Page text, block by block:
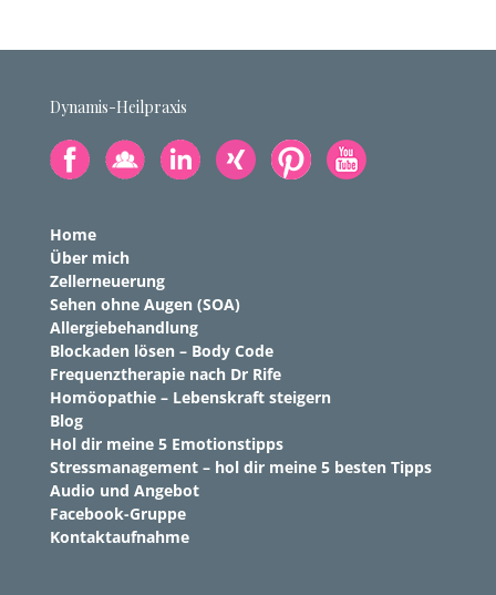
Dynamis-Heilpraxis
Home
Über mich
Zellerneuerung
Sehen ohne Augen (SOA)
Allergiebehandlung
Blockaden lösen – Body Code
Frequenztherapie nach Dr Rife
Homöopathie – Lebenskraft steigern
Blog
Hol dir meine 5 Emotionstipps
Stressmanagement – hol dir meine 5 besten Tipps
Audio und Angebot
Facebook-Gruppe
Kontaktaufnahme